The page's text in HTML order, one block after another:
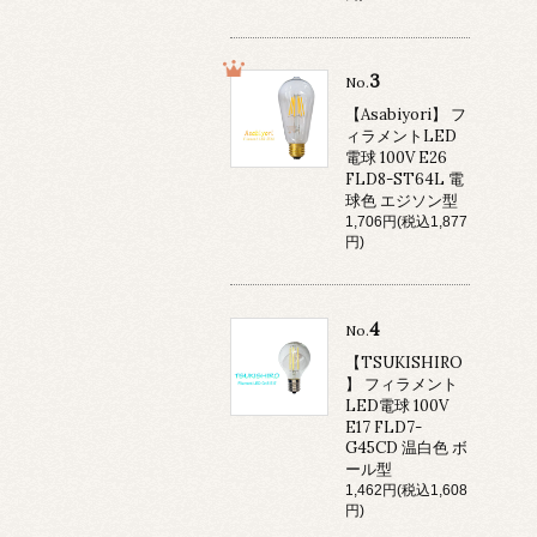
No.3
【Asabiyori】 フ
ィラメントLED
電球 100V E26
FLD8-ST64L 電
球色 エジソン型
1,706円(税込1,877
円)
No.4
【TSUKISHIRO
】 フィラメント
LED電球 100V
E17 FLD7-
G45CD 温白色 ボ
ール型
1,462円(税込1,608
円)